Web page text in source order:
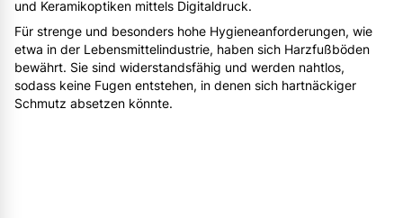
und Keramikoptiken mittels Digitaldruck.
Für strenge und besonders hohe Hygieneanforderungen, wie
etwa in der Lebensmittelindustrie, haben sich Harzfußböden
bewährt. Sie sind widerstandsfähig und werden nahtlos,
sodass keine Fugen entstehen, in denen sich hartnäckiger
Schmutz absetzen könnte.